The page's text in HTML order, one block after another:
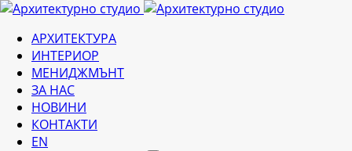
АРХИТЕКТУРА
ИНТЕРИОР
МЕНИДЖМЪНТ
ЗА НАС
НОВИНИ
КОНТАКТИ
EN